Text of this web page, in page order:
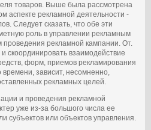
товаров. Выше была рассмотрена
аспекте рекламной деятельности -
Следует сказать, что обе эти
роль в управлении рекламным
рекламной кампании. От.
и скоординировать взаимодействие
форм, приемов рекламирования
зависит, несомненно,
рекламных целей.
и проведения рекламной
уже из-за большого числа ее
субъектов или объектов управления.